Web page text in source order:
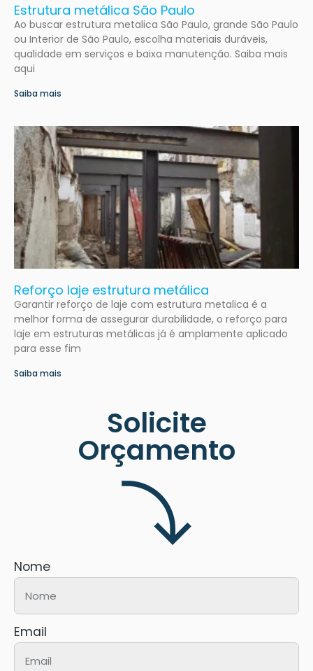
Estrutura metálica São Paulo
Ao buscar estrutura metalica São Paulo, grande São Paulo
ou Interior de São Paulo, escolha materiais duráveis,
qualidade em serviços e baixa manutenção. Saiba mais
aqui
Saiba mais
Reforço laje estrutura metálica
Garantir reforço de laje com estrutura metalica é a
melhor forma de assegurar durabilidade, o reforço para
laje em estruturas metálicas já é amplamente aplicado
para esse fim
Saiba mais
Solicite
Orçamento
Nome
Email